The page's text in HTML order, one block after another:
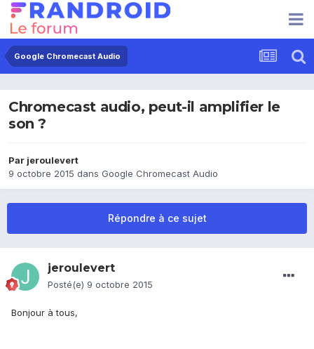
Google Chromecast Audio
Chromecast audio, peut-il amplifier le
son ?
Par jeroulevert
9 octobre 2015 dans Google Chromecast Audio
Répondre à ce sujet
jeroulevert
Posté(e) 9 octobre 2015
Bonjour à tous,